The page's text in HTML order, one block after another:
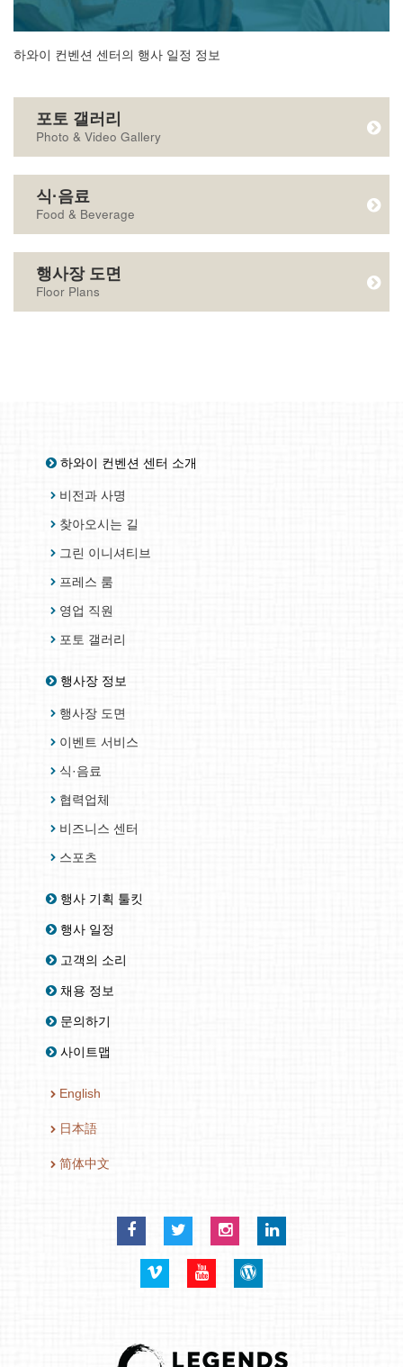
하와이 컨벤션 센터의 행사 일정 정보
포토 갤러리
Photo & Video Gallery
식·음료
Food & Beverage
행사장 도면
Floor Plans
하와이 컨벤션 센터 소개
비전과 사명
찾아오시는 길
그린 이니셔티브
프레스 룸
영업 직원
포토 갤러리
행사장 정보
행사장 도면
이벤트 서비스
식·음료
협력업체
비즈니스 센터
스포츠
행사 기획 툴킷
행사 일정
고객의 소리
채용 정보
문의하기
사이트맵
English
日本語
简体中文
FacebookTwitterInstagramLinkedIn
VimeoYouTubeBlog